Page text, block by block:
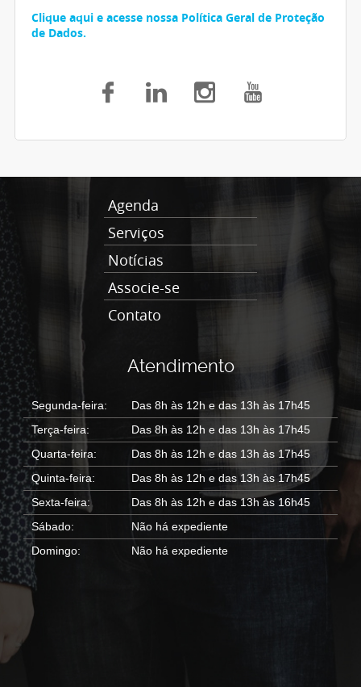
Clique aqui e acesse nossa Política Geral de Proteção
de Dados.
Agenda
Serviços
Notícias
Associe-se
Contato
Atendimento
Segunda-feira:
Das 8h às 12h e das 13h às 17h45
Terça-feira:
Das 8h às 12h e das 13h às 17h45
Quarta-feira:
Das 8h às 12h e das 13h às 17h45
Quinta-feira:
Das 8h às 12h e das 13h às 17h45
Sexta-feira:
Das 8h às 12h e das 13h às 16h45
Sábado:
Não há expediente
Domingo:
Não há expediente